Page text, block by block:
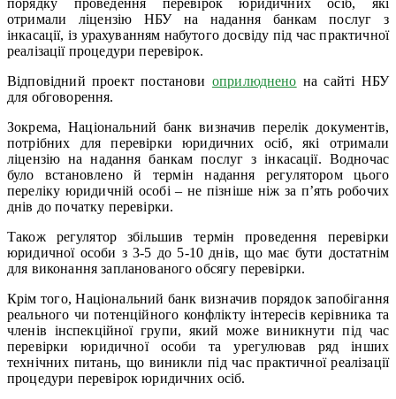
отримали ліцензію НБУ на надання банкам послуг з
інкасації, із урахуванням набутого досвіду під час практичної
реалізації процедури перевірок.
Відповідний проект постанови оприлюднено на сайті НБУ
для обговорення.
Зокрема, Національний банк визначив перелік документів,
потрібних для перевірки юридичних осіб, які отримали
ліцензію на надання банкам послуг з інкасації. Водночас
було встановлено й термін надання регулятором цього
переліку юридичній особі – не пізніше ніж за п’ять робочих
днів до початку перевірки.
Також регулятор збільшив термін проведення перевірки
юридичної особи з 3-5 до 5-10 днів, що має бути достатнім
для виконання запланованого обсягу перевірки.
Крім того, Національний банк визначив порядок запобігання
реального чи потенційного конфлікту інтересів керівника та
членів інспекційної групи, який може виникнути під час
перевірки юридичної особи та урегулював ряд інших
технічних питань, що виникли під час практичної реалізації
процедури перевірок юридичних осіб.